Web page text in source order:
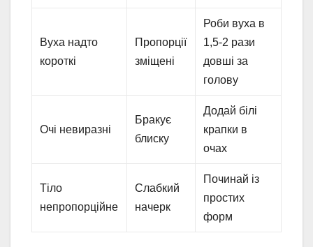
Вуха надто
короткі
Пропорції
зміщені
Роби вуха в
1,5-2 рази
довші за
голову
Очі невиразні
Бракує
блиску
Додай білі
крапки в
очах
Тіло
непропорційне
Слабкий
начерк
Починай із
простих
форм